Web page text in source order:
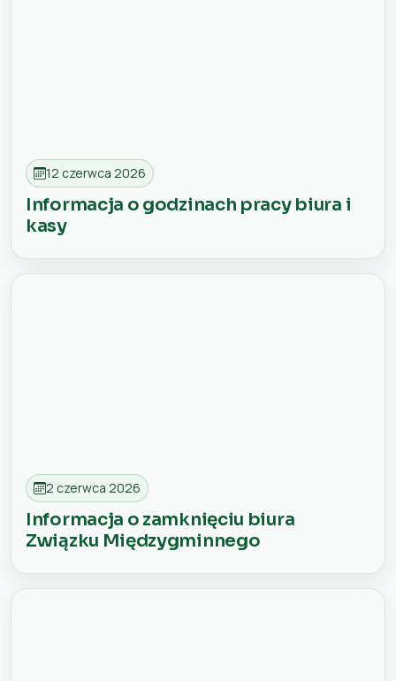
12 czerwca 2026
Informacja o godzinach pracy biura i
kasy
2 czerwca 2026
Informacja o zamknięciu biura
Związku Międzygminnego